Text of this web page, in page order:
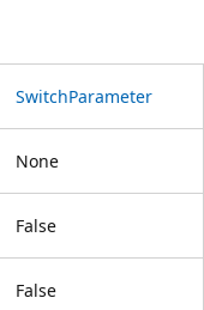
SwitchParameter
None
False
False